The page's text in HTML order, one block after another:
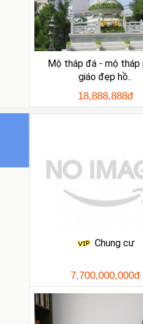
Mộ tháp đá - mộ tháp
giáo đẹp hồ..
18,888,888đ
Chung cư
7,700,000,000đ